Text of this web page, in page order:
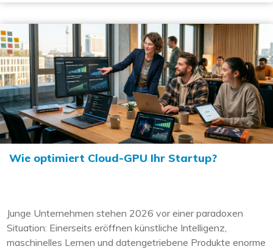
Wie optimiert Cloud-GPU Ihr Startup?
Junge Unternehmen stehen 2026 vor einer paradoxen
Situation: Einerseits eröffnen künstliche Intelligenz,
maschinelles Lernen und datengetriebene Produkte enorme